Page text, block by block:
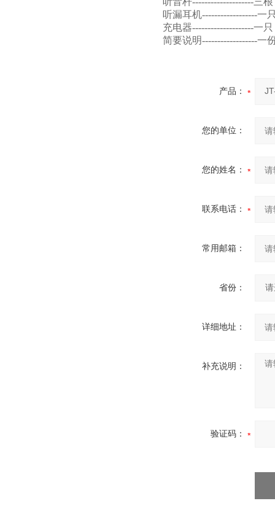
听漏耳机------------------一
充电器--------------------一只
简要说明------------------一
产品：
您的单位：
您的姓名：
联系电话：
常用邮箱：
省份：
详细地址：
补充说明：
验证码：